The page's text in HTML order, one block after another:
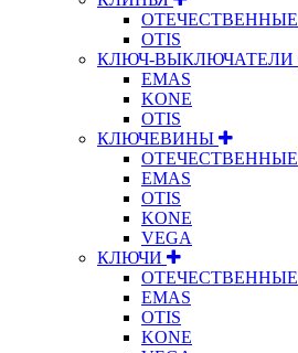
ОТЕЧЕСТВЕННЫЕ
OTIS
КЛЮЧ-ВЫКЛЮЧАТЕЛИ
EMAS
KONE
OTIS
КЛЮЧЕВИНЫ
ОТЕЧЕСТВЕННЫЕ
EMAS
OTIS
KONE
VEGA
КЛЮЧИ
ОТЕЧЕСТВЕННЫЕ
EMAS
OTIS
KONE